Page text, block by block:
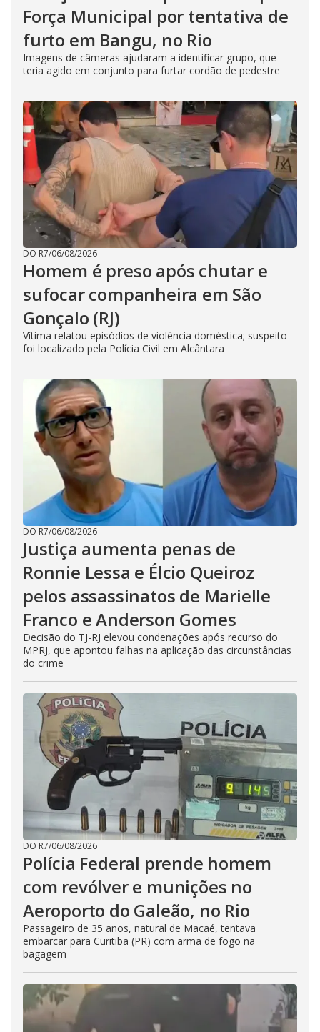
Força Municipal por tentativa de
furto em Bangu, no Rio
Imagens de câmeras ajudaram a identificar grupo, que
teria agido em conjunto para furtar cordão de pedestre
DO R7/06/08/2026
Homem é preso após chutar e
sufocar companheira em São
Gonçalo (RJ)
Vítima relatou episódios de violência doméstica; suspeito
foi localizado pela Polícia Civil em Alcântara
DO R7/06/08/2026
Justiça aumenta penas de
Ronnie Lessa e Élcio Queiroz
pelos assassinatos de Marielle
Franco e Anderson Gomes
Decisão do TJ-RJ elevou condenações após recurso do
MPRJ, que apontou falhas na aplicação das circunstâncias
do crime
DO R7/06/08/2026
Polícia Federal prende homem
com revólver e munições no
Aeroporto do Galeão, no Rio
Passageiro de 35 anos, natural de Macaé, tentava
embarcar para Curitiba (PR) com arma de fogo na
bagagem